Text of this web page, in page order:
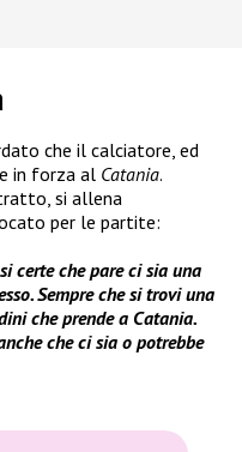
che il calciatore, ed
in forza al Catania.
si allena
per le partite:
certe che pare ci sia una
Sempre che si trovi una
che prende a Catania.
che ci sia o potrebbe